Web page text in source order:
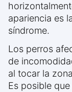
apariencia es
síndrome.
Los perros
de
al tocar la
Es posible